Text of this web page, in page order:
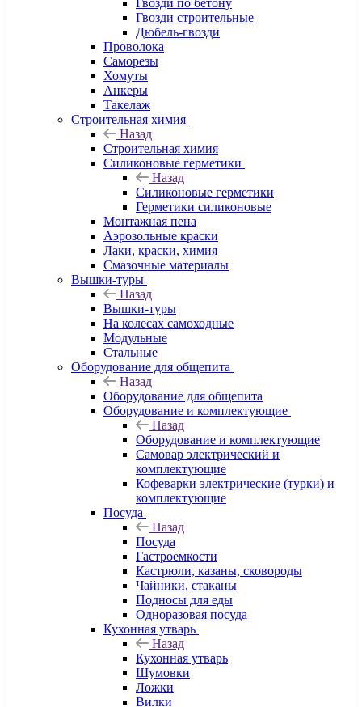
Гвозди по бетону
Гвозди строительные
Дюбель-гвозди
Проволока
Саморезы
Хомуты
Анкеры
Такелаж
Строительная химия
Назад
Строительная химия
Силиконовые герметики
Назад
Силиконовые герметики
Герметики силиконовые
Монтажная пена
Аэрозольные краски
Лаки, краски, химия
Смазочные материалы
Вышки-туры
Назад
Вышки-туры
На колесах самоходные
Модульные
Стальные
Оборудование для общепита
Назад
Оборудование для общепита
Оборудование и комплектующие
Назад
Оборудование и комплектующие
Самовар электрический и
комплектующие
Кофеварки электрические (турки) и
комплектующие
Посуда
Назад
Посуда
Гастроемкости
Кастрюли, казаны, сковороды
Чайники, стаканы
Подносы для еды
Одноразовая посуда
Кухонная утварь
Назад
Кухонная утварь
Шумовки
Ложки
Вилки